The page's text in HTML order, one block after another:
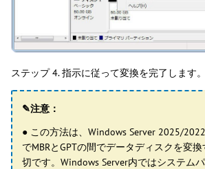
ステップ 4. 指示に従って変換を完了します。
✎注意：
● この方法は、Windows Server 2025/
でMBRとGPTの間でデータディスクを変
切です。Windows Server内ではシステム